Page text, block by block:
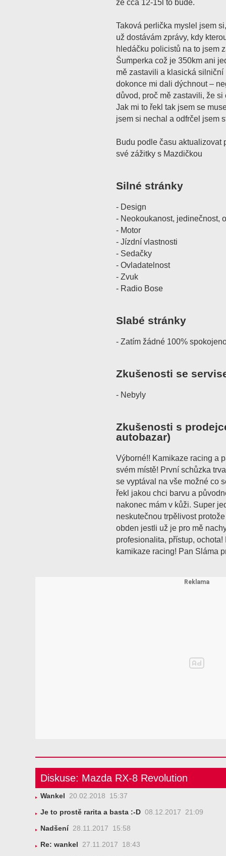
že cca 12-15l to bude.
Taková perlička myslel jsem
už dostávám zprávy, kdy
hledáčku policistů na to jsem
Šumperka což je 350km ani
mě zastavili a klasická
dokonce mi dali dýchnout –
důvod, proč mě zastavili, že
Jak mi to řekl tak jsem se
jsem si nechal a odfrčel jsem
Budu podle času aktualizovat
své zážitky s Mazdičkou
Silné stránky
- Design
- Neokoukanost, jedinečnost,
- Motor
- Jízdní vlastnosti
- Sedačky
- Ovladatelnost
- Zvuk
- Radio Bose
Slabé stránky
- Zatím žádné 100%
Zkušenosti se
- Nebyly
Zkušenosti s
autobazar)
Výborné!! Kamikaze racing a
svém místě! První schůzka
se vyptával na vše možné co
řekl jakou chci barvu a
nakonec mám v kůži. Super
neskutečnou trpělivost
obden jestli už je pro mě
profesionalita, přístup,
kamikaze racing! Pan Sláma
Diskuse: Mazda RX-8 Revolution
Wankel 20.02.2018 15:37
Je to prostě rarita a basta :-D 08.12.2017 21:09
Nadšení 28.11.2017 15:58
Re: wankel 27.11.2017 18:43